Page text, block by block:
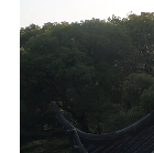
播
放